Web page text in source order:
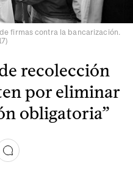
firmas contra la bancarización.
recolección
por eliminar
obligatoria”